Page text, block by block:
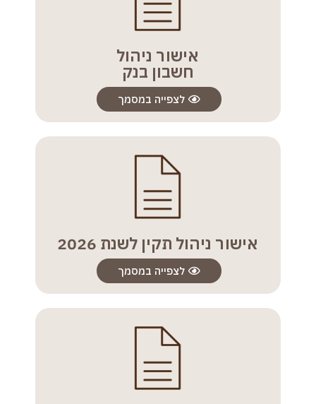
אישור ניהול
חשבון בנק
לצפייה במסמך
אישור ניהול תקין לשנת 2026
לצפייה במסמך